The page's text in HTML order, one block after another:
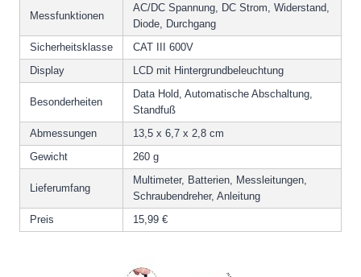
Messfunktionen
AC/DC Spannung, DC Strom, Widerstand,
Diode, Durchgang
Sicherheitsklasse
CAT III 600V
Display
LCD mit Hintergrundbeleuchtung
Besonderheiten
Data Hold, Automatische Abschaltung,
Standfuß
Abmessungen
13,5 x 6,7 x 2,8 cm
Gewicht
260 g
Lieferumfang
Multimeter, Batterien, Messleitungen,
Schraubendreher, Anleitung
Preis
15,99 €